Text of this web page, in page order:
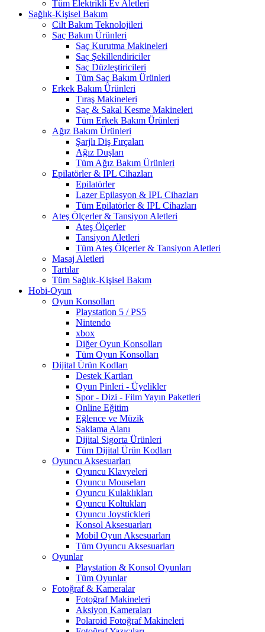
Tüm Elektrikli Ev Aletleri
Sağlık-Kişisel Bakım
Cilt Bakım Teknolojileri
Saç Bakım Ürünleri
Saç Kurutma Makineleri
Saç Şekillendiriciler
Saç Düzleştiricileri
Tüm Saç Bakım Ürünleri
Erkek Bakım Ürünleri
Tıraş Makineleri
Saç & Sakal Kesme Makineleri
Tüm Erkek Bakım Ürünleri
Ağız Bakım Ürünleri
Şarjlı Diş Fırçaları
Ağız Duşları
Tüm Ağız Bakım Ürünleri
Epilatörler & IPL Cihazları
Epilatörler
Lazer Epilasyon & IPL Cihazları
Tüm Epilatörler & IPL Cihazları
Ateş Ölçerler & Tansiyon Aletleri
Ateş Ölçerler
Tansiyon Aletleri
Tüm Ateş Ölçerler & Tansiyon Aletleri
Masaj Aletleri
Tartılar
Tüm Sağlık-Kişisel Bakım
Hobi-Oyun
Oyun Konsolları
Playstation 5 / PS5
Nintendo
xbox
Diğer Oyun Konsolları
Tüm Oyun Konsolları
Dijital Ürün Kodları
Destek Kartları
Oyun Pinleri - Üyelikler
Spor - Dizi - Film Yayın Paketleri
Online Eğitim
Eğlence ve Müzik
Saklama Alanı
Dijital Sigorta Ürünleri
Tüm Dijital Ürün Kodları
Oyuncu Aksesuarları
Oyuncu Klavyeleri
Oyuncu Mouseları
Oyuncu Kulaklıkları
Oyuncu Koltukları
Oyuncu Joystickleri
Konsol Aksesuarları
Mobil Oyun Aksesuarları
Tüm Oyuncu Aksesuarları
Oyunlar
Playstation & Konsol Oyunları
Tüm Oyunlar
Fotoğraf & Kameralar
Fotoğraf Makineleri
Aksiyon Kameraları
Polaroid Fotoğraf Makineleri